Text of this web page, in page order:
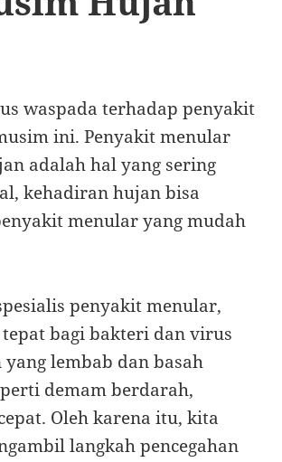
waspada terhadap penyakit
ini. Penyakit menular
adalah hal yang sering
kehadiran hujan bisa
menular yang mudah
penyakit menular,
bagi bakteri dan virus
lembab dan basah
demam berdarah,
Oleh karena itu, kita
langkah pencegahan